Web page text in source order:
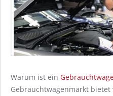
Warum ist ein
Gebrauchtwagenmarkt